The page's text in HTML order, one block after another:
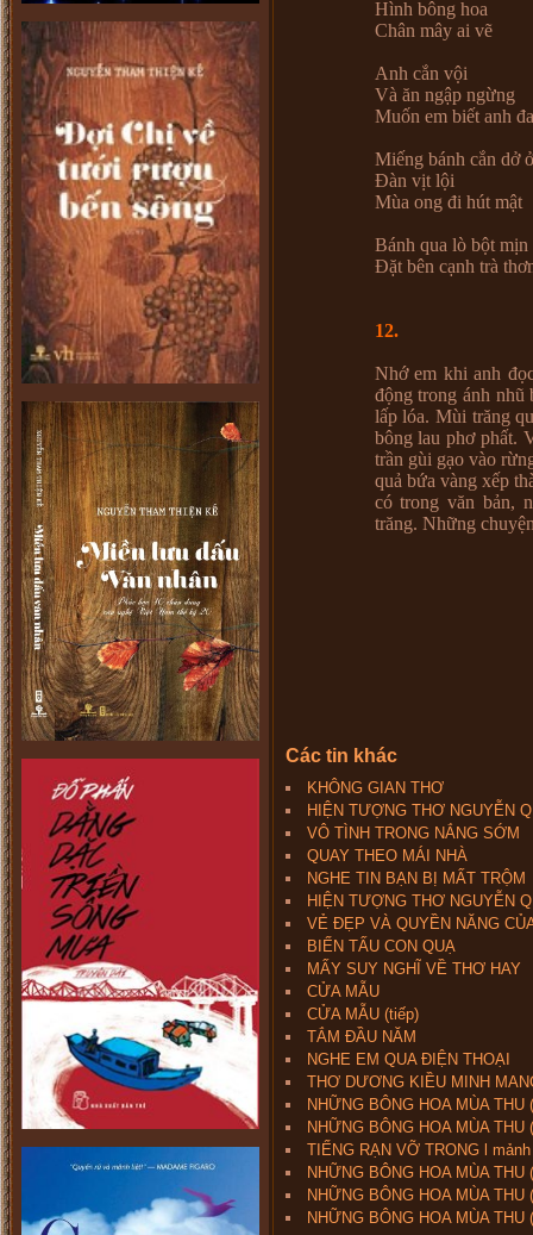
Hình bông hoa
Chân mây ai vẽ
Anh cắn vội
Và ăn ngập ngừng
Muốn em biết anh
Miếng bánh cắn dở
Đàn vịt lội
Mùa ong đi hút mật
Bánh qua lò bột mịn
Đặt bên cạnh trà
12.
Nhớ em khi anh
động trong ánh nhũ
lấp lóa. Mùi trăng
bông lau phơ phất.
trần gùi gạo vào
quả bứa vàng xếp
có trong văn bản,
trăng. Những
Các tin khác
KHÔNG GIAN THƠ
HIỆN TƯỢNG THƠ NGUYỄN
VÔ TÌNH TRONG NẮNG SỚM
QUAY THEO MÁI NHÀ
NGHE TIN BẠN BỊ MẤT TRỘM
HIỆN TƯỢNG THƠ NGUYỄN
VẺ ĐẸP VÀ QUYỀN NĂNG
BIẾN TẤU CON QUẠ
MẤY SUY NGHĨ VỀ THƠ HAY
CỬA MẪU
CỬA MẪU (tiếp)
TẮM ĐẦU NĂM
NGHE EM QUA ĐIỆN THOẠI
THƠ DƯƠNG KIỀU MINH
NHỮNG BÔNG HOA MÙA THU
NHỮNG BÔNG HOA MÙA THU
TIẾNG RẠN VỠ TRONG l
NHỮNG BÔNG HOA MÙA THU
NHỮNG BÔNG HOA MÙA THU
NHỮNG BÔNG HOA MÙA THU